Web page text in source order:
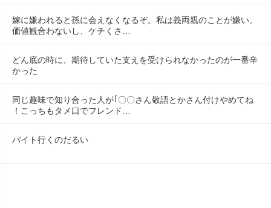
嫁に嫌われると孫に会えなくなるぞ。私は義両親のことが嫌い。
価値観合わないし、ケチくさ…
どん底の時に、期待していた支えを受けられなかったのが一番辛
かった
同じ趣味で知り合った人が｢〇〇さん敬語とかさん付けやめてね
！こっちもタメ口でフレンド…
バイト行くのだるい